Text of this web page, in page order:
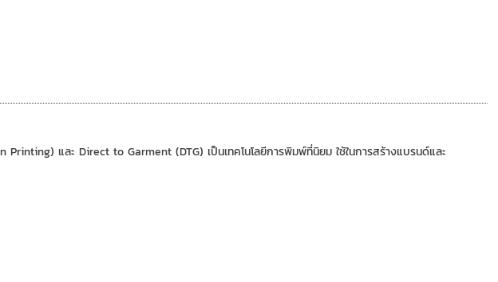
และ Direct to Garment (DTG) เป็นเทคโนโลยีการพิมพ์ที่นิยม ใช้ในการสร้างแบรนด์และ